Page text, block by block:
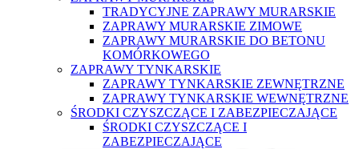
TRADYCYJNE ZAPRAWY MURARSKIE
ZAPRAWY MURARSKIE ZIMOWE
ZAPRAWY MURARSKIE DO BETONU
KOMÓRKOWEGO
ZAPRAWY TYNKARSKIE
ZAPRAWY TYNKARSKIE ZEWNĘTRZNE
ZAPRAWY TYNKARSKIE WEWNĘTRZNE
ŚRODKI CZYSZCZĄCE I ZABEZPIECZAJĄCE
ŚRODKI CZYSZCZĄCE I
ZABEZPIECZAJĄCE